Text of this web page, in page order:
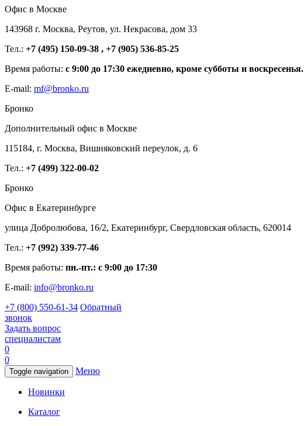
Офис в Москве
143968 г. Москва, Реутов, ул. Некрасова, дом 33
Тел.: +7 (495) 150-09-38 , +7 (905) 536-85-25
Время работы: с 9:00 до 17:30 ежедневно, кроме субботы и воскресенья.
E-mail: mf@bronko.ru
Бронко
Дополнительный офис в Москве
115184, г. Москва, Вишняковский переулок, д. 6
Тел.: +7 (499) 322-00-02
Бронко
Офис в Екатеринбурге
улица Добролюбова, 16/2, Екатеринбург, Свердловская область, 620014
Тел.: +7 (992) 339-77-46
Время работы: пн.-пт.: с 9:00 до 17:30
E-mail: info@bronko.ru
+7 (800) 550-61-34 Обратный
звонок
Задать вопрос
специалистам
0
0
Toggle navigation Меню
Новинки
Каталог